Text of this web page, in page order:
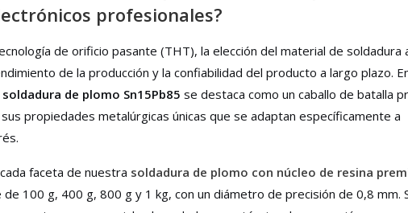
profesionales?
de orificio pasante (THT), la elección del material de soldadura
de la producción y la confiabilidad del producto a largo plazo.
soldadura de plomo Sn15Pb85 se destaca como un caballo de batalla
propiedades metalúrgicas únicas que se adaptan específicamente a
faceta de nuestra soldadura de plomo con núcleo de resina
100 g, 400 g, 800 g y 1 kg, con un diámetro de precisión de 0,8 mm.